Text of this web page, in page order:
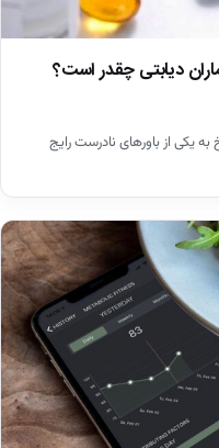
دیابتی چقدر است؟
یکی از باورهای نادرست رایج